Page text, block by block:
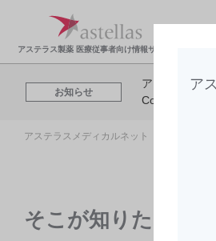
アステラス製薬 医療従事者向け情報サイト
お知らせ
アステラスメ
Cookieを利用
アステラスメディカルネット トップ
そこが知りたい、
ア